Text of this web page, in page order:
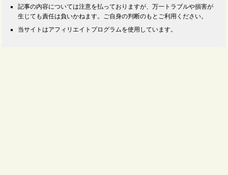
記事の内容については注意を払っておりますが、万一トラブルや損害が
生じても責任は負いかねます。ご自身の判断のもとご利用ください。
当サイトはアフィリエイトプログラムを使用しています。